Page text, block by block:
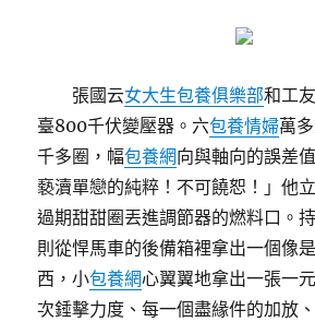
張國云女大生包養俱樂部和工
臺800千伏變壓器。六包養情婦萬
千多圈，幅包養網向與軸向的誤差
褻瀆單戀的純粹！不可饒恕！」他
過期甜甜圈丟進調節器的燃料口。
則從悍馬車的後備箱裡拿出一個像
西，小包養網心翼翼地拿出一張一
次錘擊力度、每一個盡緣件的加放